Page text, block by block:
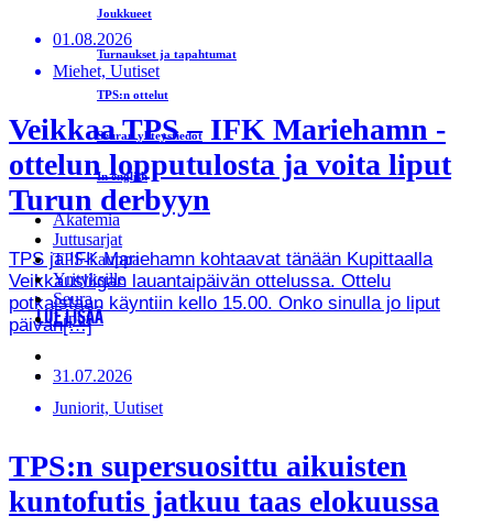
Joukkueet
Turnaukset ja tapahtumat
TPS:n ottelut
Seuran yhteystiedot
In english
Akatemia
Juttusarjat
TPS-kauppa
Yrityksille
Seura
Liput
01.08.2026
Miehet, Uutiset
Veikkaa TPS – IFK Mariehamn -
ottelun lopputulosta ja voita liput
Turun derbyyn
TPS ja IFK Mariehamn kohtaavat tänään Kupittaalla
Veikkausliigan lauantaipäivän ottelussa. Ottelu
potkaistaan käyntiin kello 15.00. Onko sinulla jo liput
päivän[…]
LUE LISÄÄ
31.07.2026
Juniorit, Uutiset
TPS:n supersuosittu aikuisten
kuntofutis jatkuu taas elokuussa